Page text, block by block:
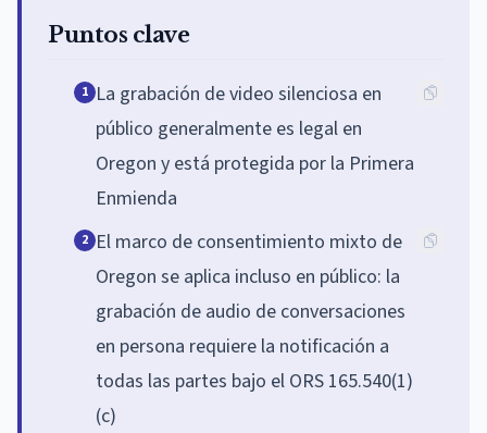
Puntos clave
1 La grabación de video silenciosa en
público generalmente es legal en
Oregon y está protegida por la Primera
Enmienda
2 El marco de consentimiento mixto de
Oregon se aplica incluso en público: la
grabación de audio de conversaciones
en persona requiere la notificación a
todas las partes bajo el ORS 165.540(1)
(c)